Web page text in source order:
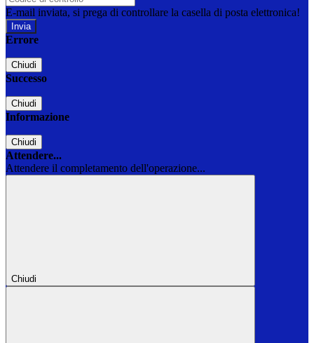
E-mail inviata, si prega di controllare la casella di posta elettronica!
Errore
Chiudi
Successo
Chiudi
Informazione
Chiudi
Attendere...
Attendere il completamento dell'operazione...
Chiudi